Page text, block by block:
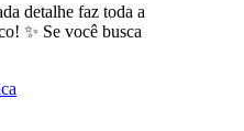
detalhe faz toda a
✨ Se você busca